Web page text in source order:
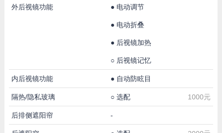
外后视镜功能 ● 电动调节
● 电动折叠
● 后视镜加热
○ 后视镜记忆
内后视镜功能 ● 自动防眩目
隔热/隐私玻璃 ○ 选配 1000元
后排侧遮阳帘 -